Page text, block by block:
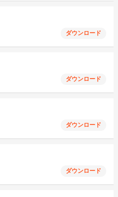
ダウンロード
ダウンロード
ダウンロード
ダウンロード